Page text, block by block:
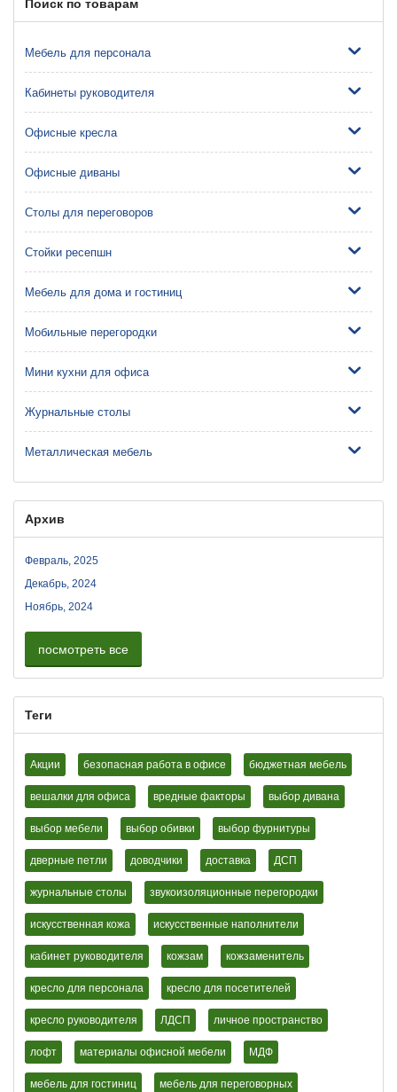
Поиск по товарам
Мебель для персонала
Кабинеты руководителя
Офисные кресла
Офисные диваны
Столы для переговоров
Стойки ресепшн
Мебель для дома и гостиниц
Мобильные перегородки
Мини кухни для офиса
Журнальные столы
Металлическая мебель
Архив
Февраль, 2025
Декабрь, 2024
Ноябрь, 2024
посмотреть все
Теги
Акции безопасная работа в офисе бюджетная мебель
вешалки для офиса вредные факторы выбор дивана
выбор мебели выбор обивки выбор фурнитуры
дверные петли доводчики доставка ДСП
журнальные столы звукоизоляционные перегородки
искусственная кожа искусственные наполнители
кабинет руководителя кожзам кожзаменитель
кресло для персонала кресло для посетителей
кресло руководителя ЛДСП личное пространство
лофт материалы офисной мебели МДФ
мебель для гостиниц мебель для переговорных